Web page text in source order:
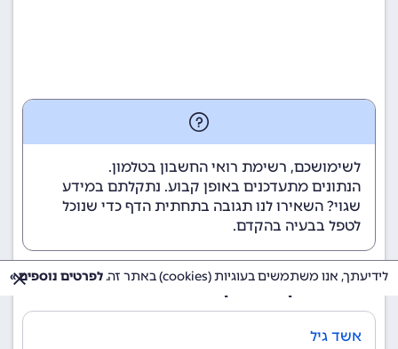
לשימושכם, רשימת רואי החשבון בטלמון.
הנתונים מתעדכנים באופן קבוע. נתקלתם במידע
שגוי? השאירו לנו תגובה בתחתית הדף כדי שנוכל
לטפל בבעיה בהקדם.
רואי חשבון בטלמון
אשד גיל
לידיעתך, אנו משתמשים בעוגיות (cookies) באתר זה. לפרטים נוספים »